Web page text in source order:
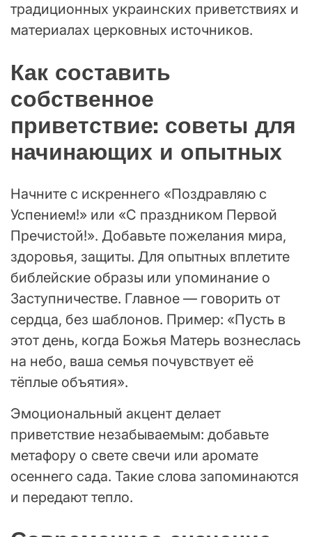
традиционных украинских приветствиях и
материалах церковных источников.
Как составить
собственное
приветствие: советы для
начинающих и опытных
Начните с искреннего «Поздравляю с
Успением!» или «С праздником Первой
Пречистой!». Добавьте пожелания мира,
здоровья, защиты. Для опытных вплетите
библейские образы или упоминание о
Заступничестве. Главное — говорить от
сердца, без шаблонов. Пример: «Пусть в
этот день, когда Божья Матерь вознеслась
на небо, ваша семья почувствует её
тёплые объятия».
Эмоциональный акцент делает
приветствие незабываемым: добавьте
метафору о свете свечи или аромате
осеннего сада. Такие слова запоминаются
и передают тепло.